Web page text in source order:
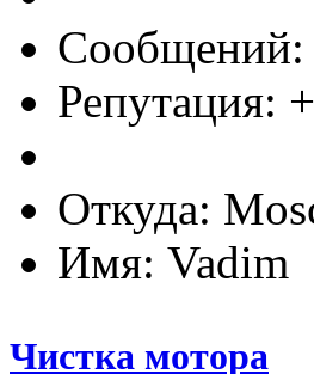
Сообщений:
Репутация:
Откуда:
Имя: Vadim
Чистка мотора